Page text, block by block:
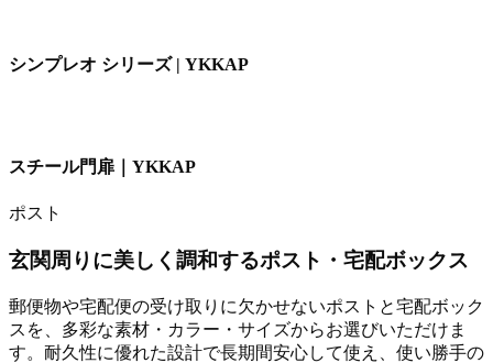
シンプレオ シリーズ | YKKAP
スチール門扉｜YKKAP
ポスト
玄関周りに美しく調和するポスト・宅配ボックス
郵便物や宅配便の受け取りに欠かせないポストと宅配ボック
スを、多彩な素材・カラー・サイズからお選びいただけま
す。耐久性に優れた設計で長期間安心して使え、使い勝手の